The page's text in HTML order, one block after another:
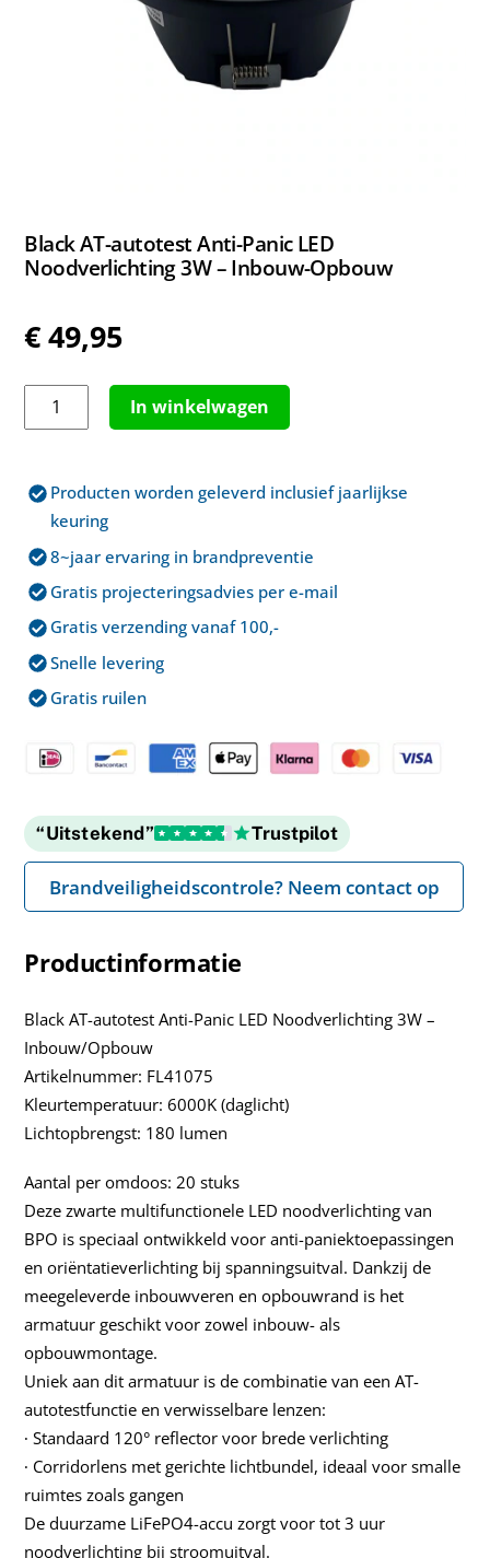
Black AT-autotest Anti-Panic LED
Noodverlichting 3W – Inbouw-Opbouw
€49,95
Black
AT-
Anti-
Panic
Noodverlichting
3W
–
Inbouw-
aantal
In winkelwagen
Producten worden geleverd inclusief jaarlijkse
keuring
8~jaar ervaring in brandpreventie
Gratis projecteringsadvies per e-mail
Gratis verzending vanaf 100,-
Snelle levering
Gratis ruilen
“Uitstekend” Trustpilot
Brandveiligheidscontrole? Neem contact op
Productinformatie
Black AT-autotest Anti-Panic LED Noodverlichting 3W –
Inbouw/Opbouw
Artikelnummer: FL41075
Kleurtemperatuur: 6000K (daglicht)
Lichtopbrengst: 180 lumen
Aantal per omdoos: 20 stuks
Deze zwarte multifunctionele LED noodverlichting van
BPO is speciaal ontwikkeld voor anti-paniektoepassingen
en oriëntatieverlichting bij spanningsuitval. Dankzij de
meegeleverde inbouwveren en opbouwrand is het
armatuur geschikt voor zowel inbouw- als
opbouwmontage.
Uniek aan dit armatuur is de combinatie van een AT-
autotestfunctie en verwisselbare lenzen:
∙ Standaard 120° reflector voor brede verlichting
∙ Corridorlens met gerichte lichtbundel, ideaal voor smalle
ruimtes zoals gangen
De duurzame LiFePO4-accu zorgt voor tot 3 uur
noodverlichting bij stroomuitval.